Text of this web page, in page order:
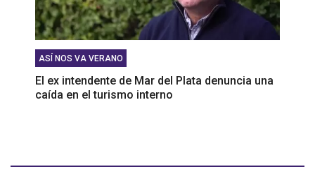
ASÍ NOS VA VERANO
El ex intendente de Mar del Plata denuncia una
caída en el turismo interno